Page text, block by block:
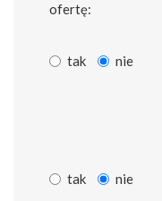
ofertę:
tak nie
tak nie